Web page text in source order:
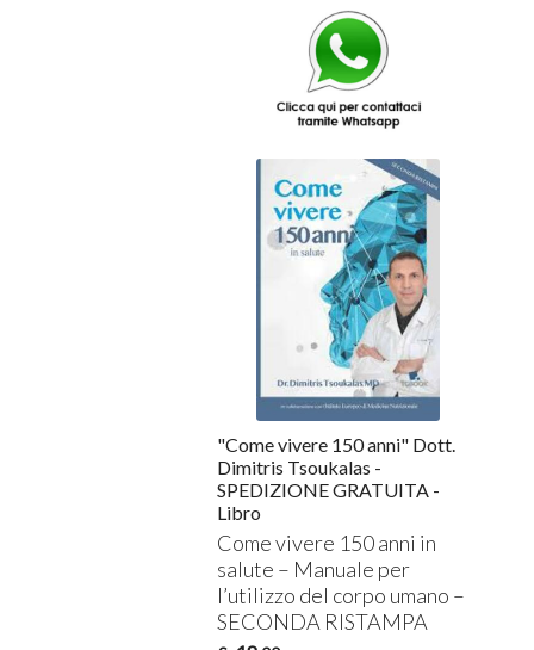
"Come vivere 150 anni" Dott.
Dimitris Tsoukalas -
SPEDIZIONE GRATUITA -
Libro
Come vivere 150 anni in
salute – Manuale per
l’utilizzo del corpo umano –
SECONDA RISTAMPA